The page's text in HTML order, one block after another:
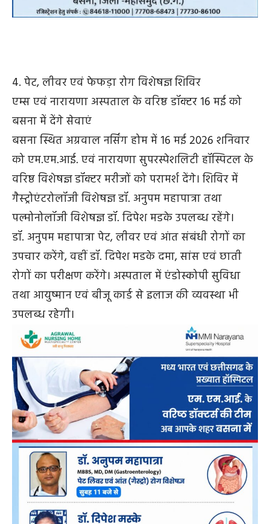
4. पेट, लीवर एवं फेफड़ा रोग विशेषज्ञ शिविर
एम्स एवं नारायणा अस्पताल के वरिष्ठ डॉक्टर 16 मई को
बसना में देंगे सेवाएं
बसना स्थित अग्रवाल नर्सिंग होम में 16 मई 2026 शनिवार
को एम.एम.आई. एवं नारायणा सुपरस्पेशलिटी हॉस्पिटल के
वरिष्ठ विशेषज्ञ डॉक्टर मरीजों को परामर्श देंगे। शिविर में
गैस्ट्रोएंटरोलॉजी विशेषज्ञ डॉ. अनुपम महापात्रा तथा
पल्मोनोलॉजी विशेषज्ञ डॉ. दिपेश मडके उपलब्ध रहेंगे।
डॉ. अनुपम महापात्रा पेट, लीवर एवं आंत संबंधी रोगों का
उपचार करेंगे, वहीं डॉ. दिपेश मडके दमा, सांस एवं छाती
रोगों का परीक्षण करेंगे। अस्पताल में एंडोस्कोपी सुविधा
तथा आयुष्मान एवं बीजू कार्ड से इलाज की व्यवस्था भी
उपलब्ध रहेगी।